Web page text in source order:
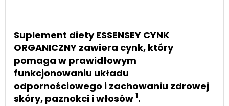
Suplement diety ESSENSEY CYNK
ORGANICZNY zawiera cynk, który
pomaga w prawidłowym
funkcjonowaniu układu
odpornościowego i zachowaniu zdrowej
skóry, paznokci i włosów 1.